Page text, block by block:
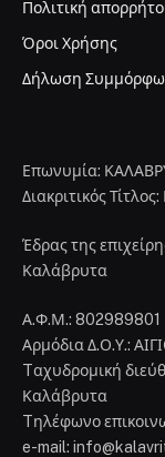
Πολιτική
Όροι Χρήσης
Δήλωση
Επωνυμία:
Διακριτικός
Έδρας της
Καλάβρυτα
Α.Φ.Μ.: 802989801
Αρμόδια Δ.Ο.Υ.:
Tαχυδρομική
Καλάβρυτα
Tηλέφωνο
e-mail: